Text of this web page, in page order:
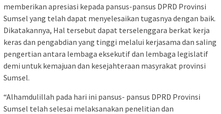
memberikan apresiasi kepada pansus-pansus DPRD Provinsi
Sumsel yang telah dapat menyelesaikan tugasnya dengan baik.
Dikatakannya, Hal tersebut dapat terselenggara berkat kerja
keras dan pengabdian yang tinggi melalui kerjasama dan saling
pengertian antara lembaga eksekutif dan lembaga legislatif
demi untuk kemajuan dan kesejahteraan masyrakat provinsi
Sumsel.
“Alhamdulillah pada hari ini pansus- pansus DPRD Provinsi
Sumsel telah selesai melaksanakan penelitian dan